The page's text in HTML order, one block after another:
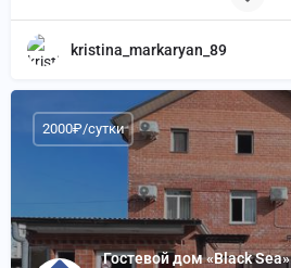
kristina_markaryan_89
Гостевой дом «Black Sea»
2000₽/сутки